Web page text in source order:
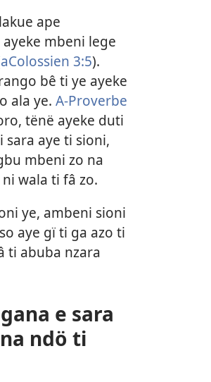
ape
mbeni lege
aColossien 3:5).
bê ti ye ayeke
ala ye. A-Proverbe
tënë ayeke duti
sara aye ti sioni,
mbeni zo na
wala ti fâ zo.
ye, ambeni sioni
aye gï ti ga azo ti
ti abuba nzara
e sara
ndö ti